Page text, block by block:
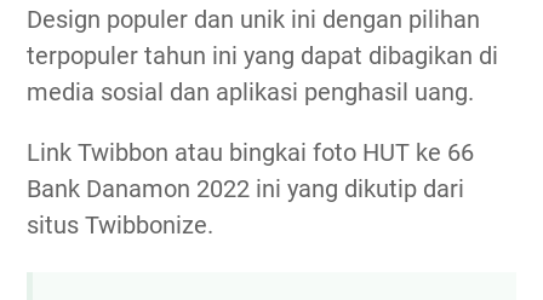
Design populer dan unik ini dengan pilihan
terpopuler tahun ini yang dapat dibagikan di
media sosial dan aplikasi penghasil uang.
Link Twibbon atau bingkai foto HUT ke 66
Bank Danamon 2022 ini yang dikutip dari
situs Twibbonize.